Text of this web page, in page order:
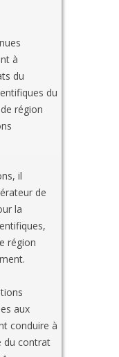
à
du
du
région
il
de
la
région
aux
conduire à
du contrat